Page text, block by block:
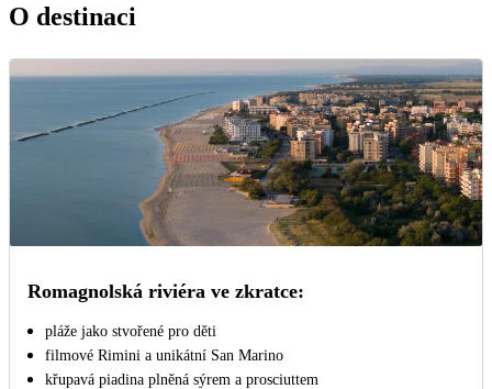
O destinaci
Romagnolská riviéra ve zkratce:
pláže jako stvořené pro děti
filmové Rimini a unikátní San Marino
křupavá piadina plněná sýrem a prosciuttem